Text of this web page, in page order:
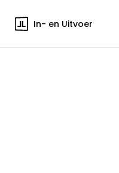
In- en Uitvoer